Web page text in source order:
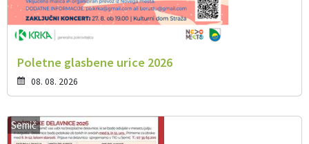
Poletne glasbene urice 2026
08. 08. 2026
Semič